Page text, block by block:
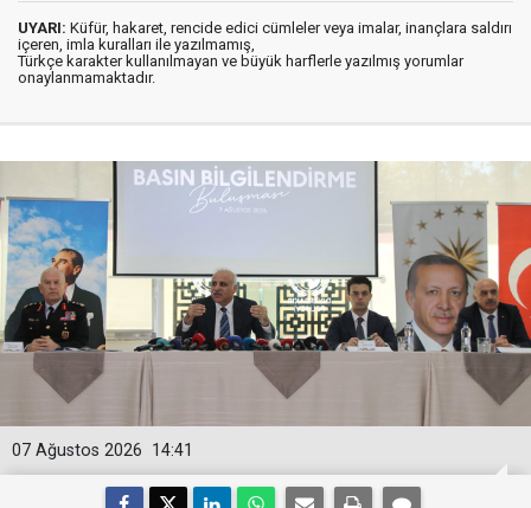
UYARI: Küfür, hakaret, rencide edici cümleler veya imalar, inançlara saldırı
içeren, imla kuralları ile yazılmamış,
Türkçe karakter kullanılmayan ve büyük harflerle yazılmış yorumlar
onaylanmamaktadır.
14:41
07 Ağustos 2026